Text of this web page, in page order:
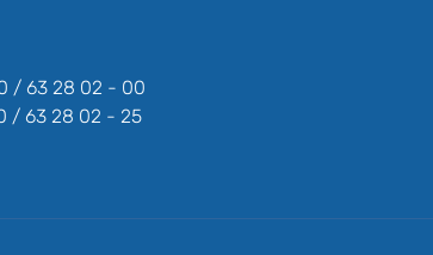
/ 63 28 02 - 00
/ 63 28 02 - 25